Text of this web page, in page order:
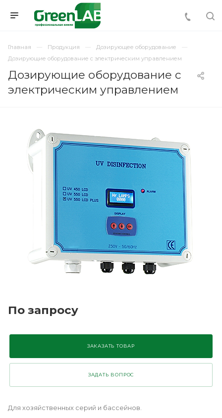
Главная Продукция
Дозирующее оборудование
Дозирующие оборудование с электрическим управлением
Дозирующие оборудование с
электрическим управлением
По запросу
ЗАКАЗАТЬ ТОВАР
ЗАДАТЬ ВОПРОС
Для хозяйственных серий и бассейнов.